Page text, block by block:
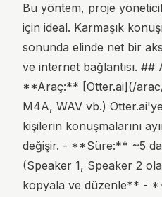
Bu yöntem, proje
için ideal. Karmaşık
sonunda elinde net bir
ve internet bağlantısı.
**Araç:** [Otter.ai](/arac/
M4A, WAV vb.)
kişilerin konuşmalarını
değişir. - **Süre:** ~5
(Speaker 1, Speaker 2
kopyala ve düzenle** -